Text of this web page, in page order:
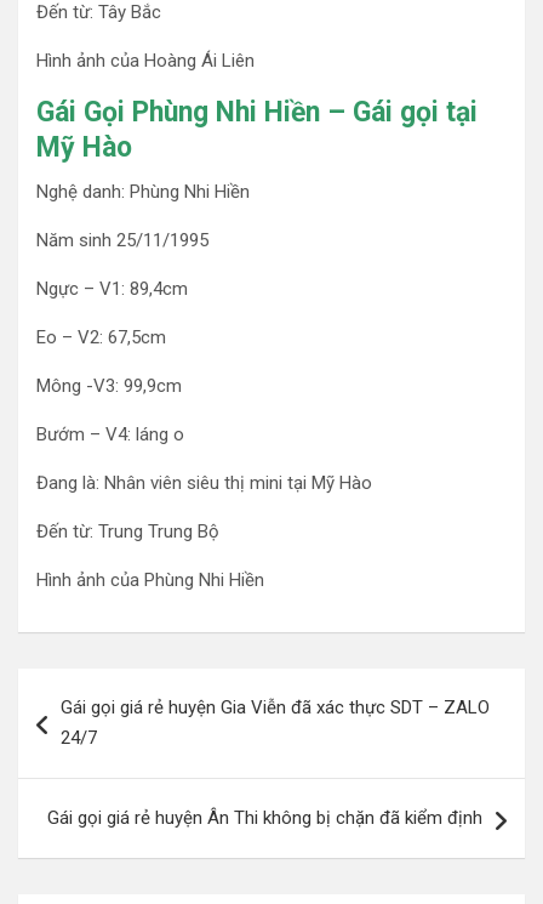
Đến từ: Tây Bắc
Hình ảnh của Hoàng Ái Liên
Gái Gọi Phùng Nhi Hiền – Gái gọi tại
Mỹ Hào
Nghệ danh: Phùng Nhi Hiền
Năm sinh 25/11/1995
Ngực – V1: 89,4cm
Eo – V2: 67,5cm
Mông -V3: 99,9cm
Bướm – V4: láng o
Đang là: Nhân viên siêu thị mini tại Mỹ Hào
Đến từ: Trung Trung Bộ
Hình ảnh của Phùng Nhi Hiền
hướng
viết
Gái gọi giá rẻ huyện Gia Viễn đã xác thực SDT – ZALO
24/7
Gái gọi giá rẻ huyện Ân Thi không bị chặn đã kiểm định